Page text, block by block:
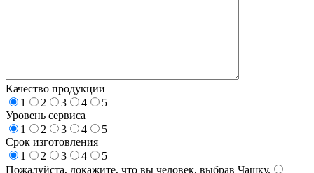
Качество продукции
1
2 3 4
5
Уровень сервиса
1
2 3 4
5
Срок изготовления
1
2 3 4
5
Пожалуйста, докажите, что вы человек, выбрав Чашку.